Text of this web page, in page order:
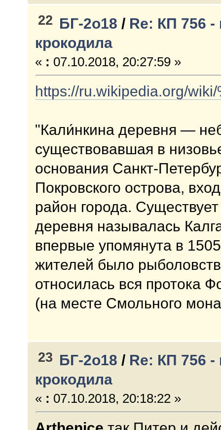
22 БГ-2о18 / Re: КП 756
крокодила
« : 07.10.2018, 20:27:59 »
https://ru.wikipedia.org/
"Кали́нкина деревня —
существовавшая в
основания Санкт-
Покровского острова,
район города.
деревня называлась
впервые упомянута в
жителей было
относилась вся протока
(на месте Смольного
23 БГ-2о18 / Re: КП 756
крокодила
« : 07.10.2018, 20:18:22 »